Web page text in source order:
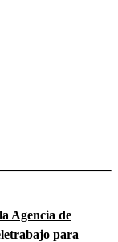
Agencia de
para